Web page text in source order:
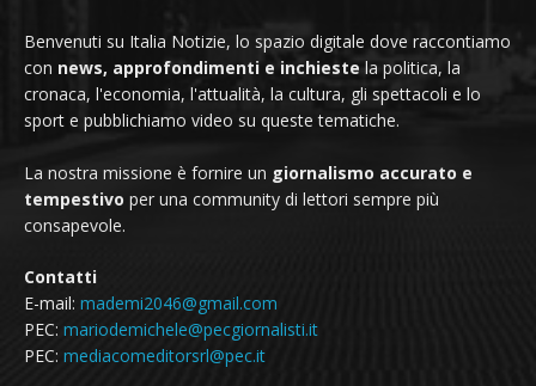
Benvenuti su Italia Notizie, lo spazio digitale dove raccontiamo
con news, approfondimenti e inchieste la politica, la
cronaca, l'economia, l'attualità, la cultura, gli spettacoli e lo
sport e pubblichiamo video su queste tematiche.
La nostra missione è fornire un giornalismo accurato e
tempestivo per una community di lettori sempre più
consapevole.
Contatti
E-mail: mademi2046@gmail.com
PEC: mariodemichele@pecgiornalisti.it
PEC: mediacomeditorsrl@pec.it